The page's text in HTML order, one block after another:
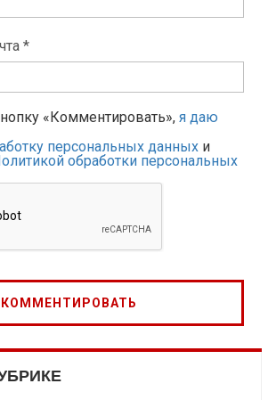
*
«Комментировать», я даю
персональных данных и
обработки персональных